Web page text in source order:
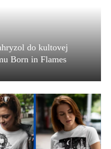
do kultovej
Born in Flames